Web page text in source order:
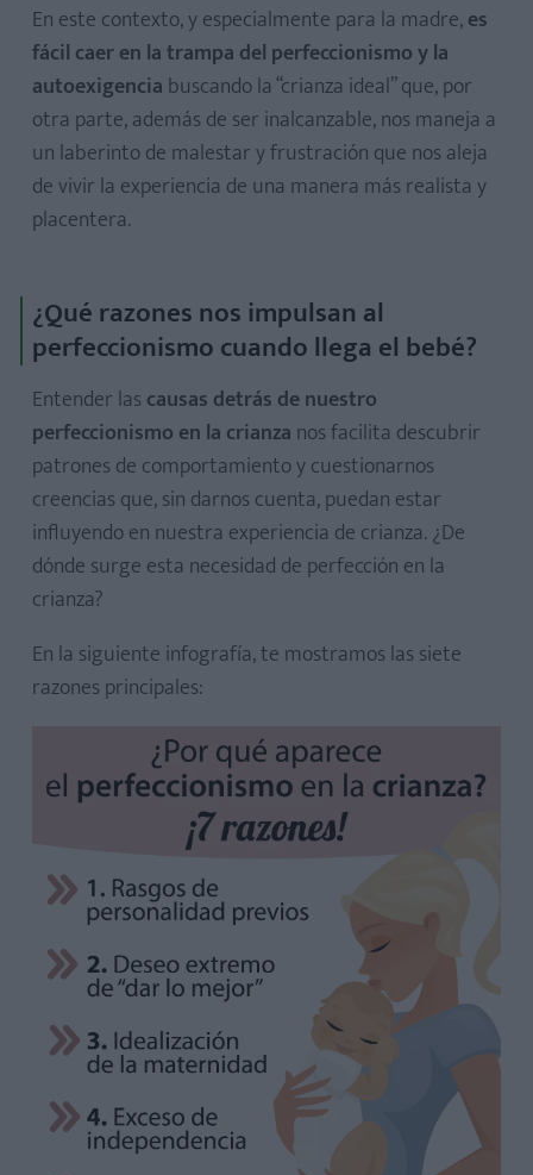
bebé o incluso antes
7. Tener hipersensibilidad al rechazo y a la crítica de los
demás
Toma conciencia de cómo el perfeccionismo está
Desarrolla una valoración realista de ti misma y de tus
capacidades
Reflexiona sobre cómo tu perfeccionismo podría moldear
la personalidad de tu hijo
Busca apoyo profesional si sientes dificultades para
abandonar el perfeccionismo
¿Es malo querer ser una madre perfecta?
¿El perfeccionismo se puede heredar o aprender?
¿Cómo afecta el perfeccionismo en la crianza a los hijos?
¿Cómo soltar el perfeccionismo como madre?
¿Es común sentir presión por ser la madre perfecta?
En este contexto, y especialmente para la madre,es
fácil caer en la trampa del perfeccionismo y la
autoexigencia buscando la “crianza ideal” que, por
otra parte, además de ser inalcanzable, nos maneja a
un laberinto de malestar y frustración que nos aleja
de vivir la experiencia de una manera más realista y
placentera.
¿Qué razones nos impulsan al
perfeccionismo cuando llega el bebé?
Entender las causas detrás de nuestro
perfeccionismo en la crianza nos facilita descubrir
patrones de comportamiento y cuestionarnos
creencias que, sin darnos cuenta, puedan estar
influyendo en nuestra experiencia de crianza. ¿De
dónde surge esta necesidad de perfección en la
crianza?
En la siguiente infografía, te mostramos las siete
razones principales: